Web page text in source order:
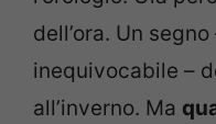
dell’ora. Un
inequivocabile –
all’inverno. Ma